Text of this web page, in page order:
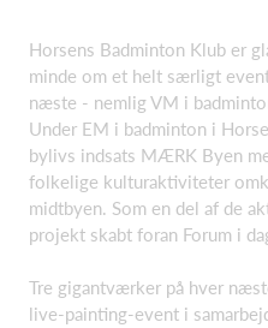
Horsens Badminton Klub er
minde om et helt særligt
næste - nemlig VM i
Under EM i badminton i
bylivs indsats MÆRK Byen
folkelige kulturaktiviteter
midtbyen. Som en del af de
projekt skabt foran Forum i
Tre gigantværker på hver
live-painting-event i